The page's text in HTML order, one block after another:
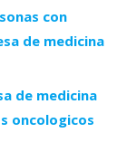
con
de medicina
de medicina
oncologicos